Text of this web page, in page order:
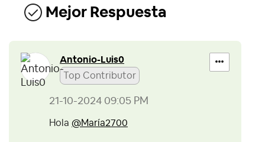
Mejor Respuesta
Antonio-Luis0
Top Contributor
‎21-10-2024 09:05 PM
Hola @María2700